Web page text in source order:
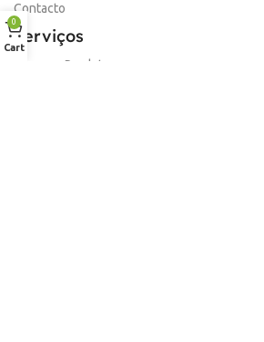
Contacto
Serviços
Procurar Produto
0
Cart